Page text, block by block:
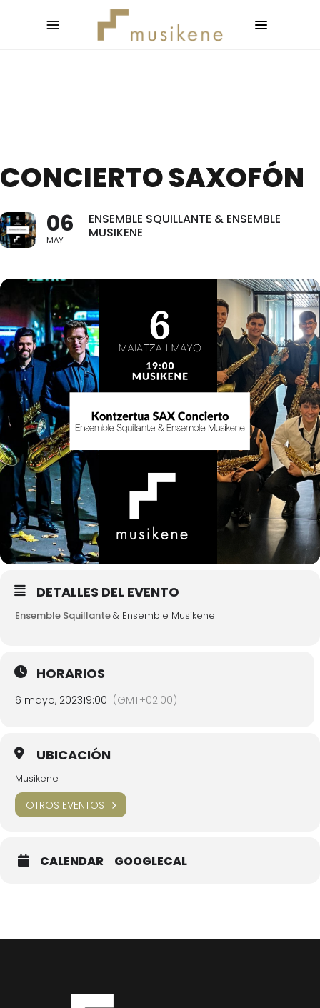
CONCIERTO SAXOFÓN
06
MAY
ENSEMBLE SQUILLANTE & ENSEMBLE
MUSIKENE
DETALLES DEL EVENTO
Ensemble Squillante& Ensemble Musikene
HORARIOS
6 mayo, 202319:00 (GMT+02:00)
UBICACIÓN
Musikene
OTROS EVENTOS
CALENDAR GOOGLECAL